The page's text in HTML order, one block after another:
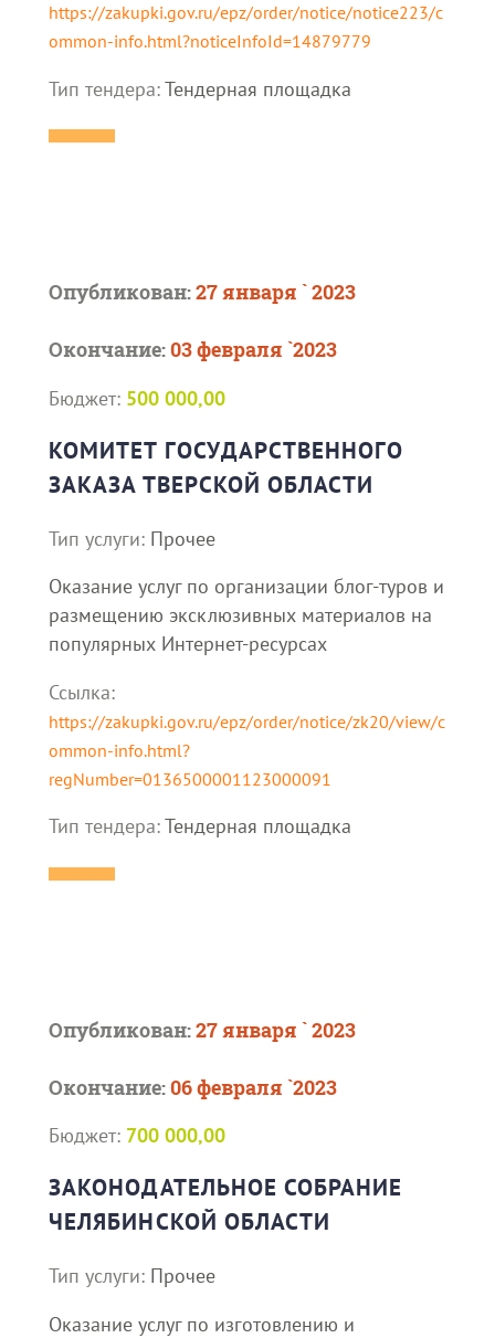
https://zakupki.gov.ru/epz/order/notice/notice223/c
ommon-info.html?noticeInfoId=14879779
Тип тендера:Тендерная площадка
Опубликован:27 января ` 2023
Окончание:03 февраля `2023
Бюджет: 500 000,00
КОМИТЕТ ГОСУДАРСТВЕННОГО
ЗАКАЗА ТВЕРСКОЙ ОБЛАСТИ
Тип услуги: Прочее
Оказание услуг по организации блог-туров и
размещению эксклюзивных материалов на
популярных Интернет-ресурсах
Ссылка:
https://zakupki.gov.ru/epz/order/notice/zk20/view/c
ommon-info.html?
regNumber=0136500001123000091
Тип тендера:Тендерная площадка
Опубликован:27 января ` 2023
Окончание:06 февраля `2023
Бюджет: 700 000,00
ЗАКОНОДАТЕЛЬНОЕ СОБРАНИЕ
ЧЕЛЯБИНСКОЙ ОБЛАСТИ
Тип услуги: Прочее
Оказание услуг по изготовлению и